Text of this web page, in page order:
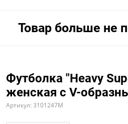
Товар больше не
Футболка "Heavy
женская с V-
Артикул: 3101247M